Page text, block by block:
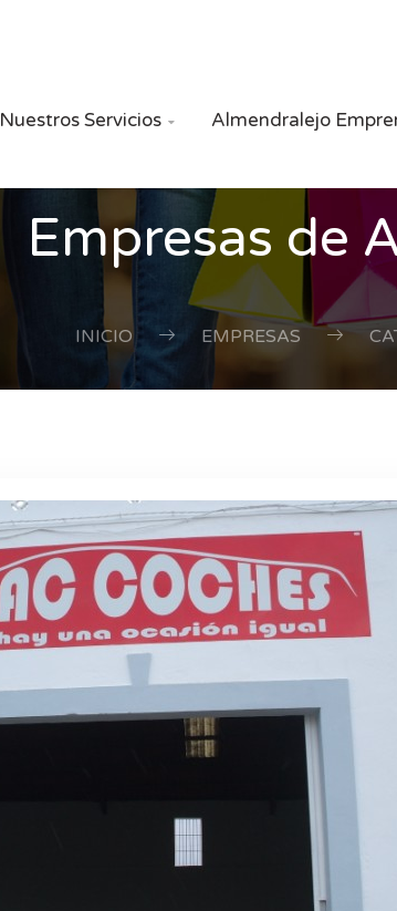
Nuestros Servicios  Almendralejo
Empresas de
INICIO EMPRESAS